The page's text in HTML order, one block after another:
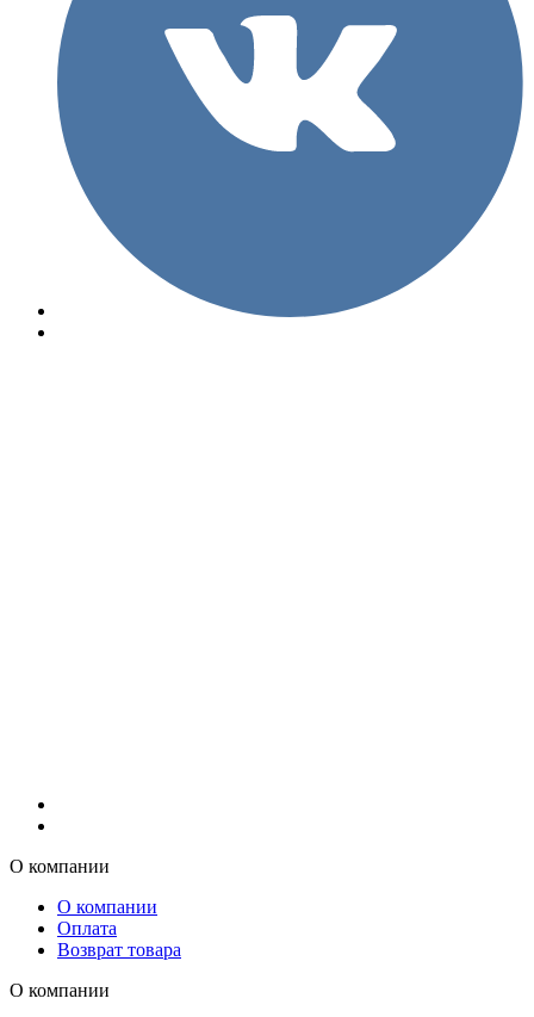
О компании
О компании
Оплата
Возврат товара
О компании